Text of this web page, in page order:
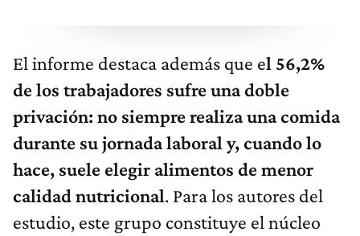
El informe destaca además que el 56,2%
de los trabajadores sufre una doble
privación: no siempre realiza una comida
durante su jornada laboral y, cuando lo
hace, suele elegir alimentos de menor
calidad nutricional. Para los autores del
estudio, este grupo constituye el núcleo